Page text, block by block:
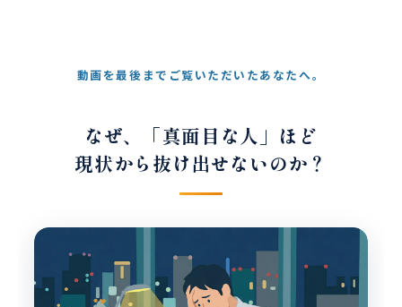
動画を最後までご覧いただいたあなたへ。
なぜ、「真面目な人」ほど
現状から抜け出せないのか？